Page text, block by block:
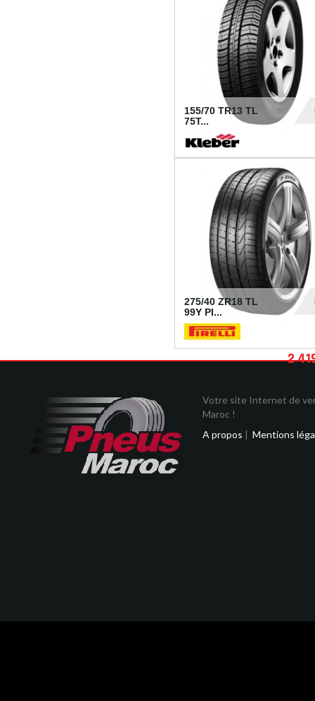
155/70 TR13 TL
75T...
275/40 ZR18 TL
99Y PI...
2
Votre site Internet de
Maroc !
A propos | Mentions